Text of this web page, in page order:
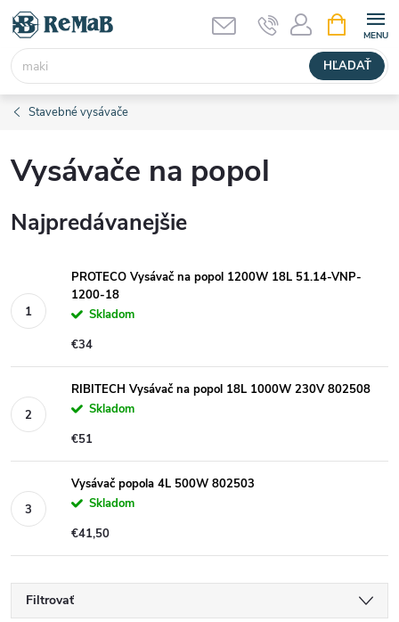
Prejsť
obsah
HĽADAŤ
KOŠÍK
Stavebné vysávače
Vysávače na popol
Najpredávanejšie
PROTECO Vysávač na popol 1200W 18L 51.14-VNP-
1200-18
Skladom
€34
RIBITECH Vysávač na popol 18L 1000W 230V 802508
Skladom
€51
Vysávač popola 4L 500W 802503
Skladom
€41,50
Filtrovať